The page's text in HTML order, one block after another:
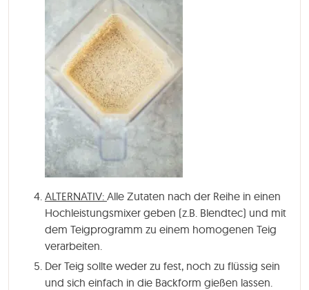
ALTERNATIV: Alle Zutaten nach der Reihe in einen
Hochleistungsmixer geben (z.B. Blendtec) und mit
dem Teigprogramm zu einem homogenen Teig
verarbeiten.
Der Teig sollte weder zu fest, noch zu flüssig sein
und sich einfach in die Backform gießen lassen.